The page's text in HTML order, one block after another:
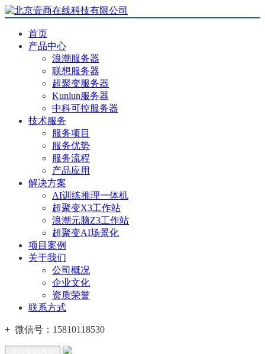
首页
产品中心
浪潮服务器
联想服务器
超聚变服务器
Kunlun服务器
中科可控服务器
技术服务
服务项目
服务优势
服务流程
产品应用
解决方案
AI训练推理一体机
超聚变X3工作站
浪潮元脑Z3工作站
超聚变AI场景化
项目案例
关于我们
公司概况
企业文化
资质荣誉
联系方式
+ 微信号： 15810118530